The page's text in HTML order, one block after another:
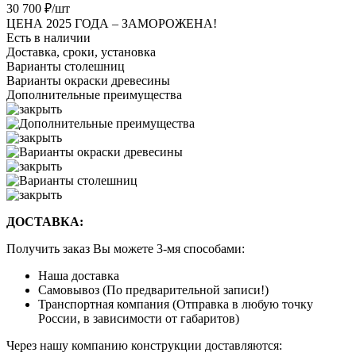
30 700 ₽/шт
ЦЕНА 2025 ГОДА – ЗАМОРОЖЕНА!
Есть в наличии
Доставка, сроки, установка
Варианты столешниц
Варианты окраски древесины
Дополнительные преимущества
ДОСТАВКА:
Получить заказ Вы можете 3-мя способами:
Наша доставка
Самовывоз (По предварительной записи!)
Транспортная компания (Отправка в любую точку
России, в зависимости от габаритов)
Через нашу компанию конструкции доставляются: